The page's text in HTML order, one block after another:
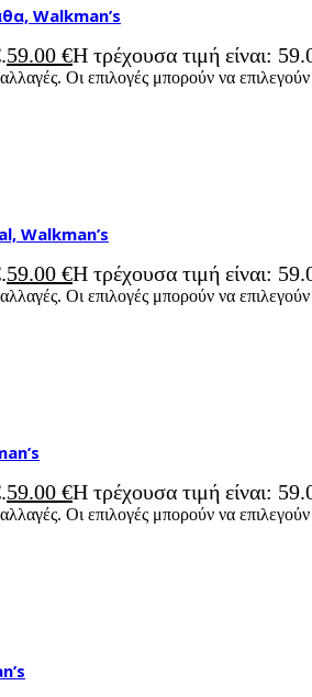
Walkman’s
59.00 €Η τρέχουσα τιμή είναι:
Οι επιλογές μπορούν να
Walkman’s
59.00 €Η τρέχουσα τιμή είναι:
Οι επιλογές μπορούν να
59.00 €Η τρέχουσα τιμή είναι:
Οι επιλογές μπορούν να